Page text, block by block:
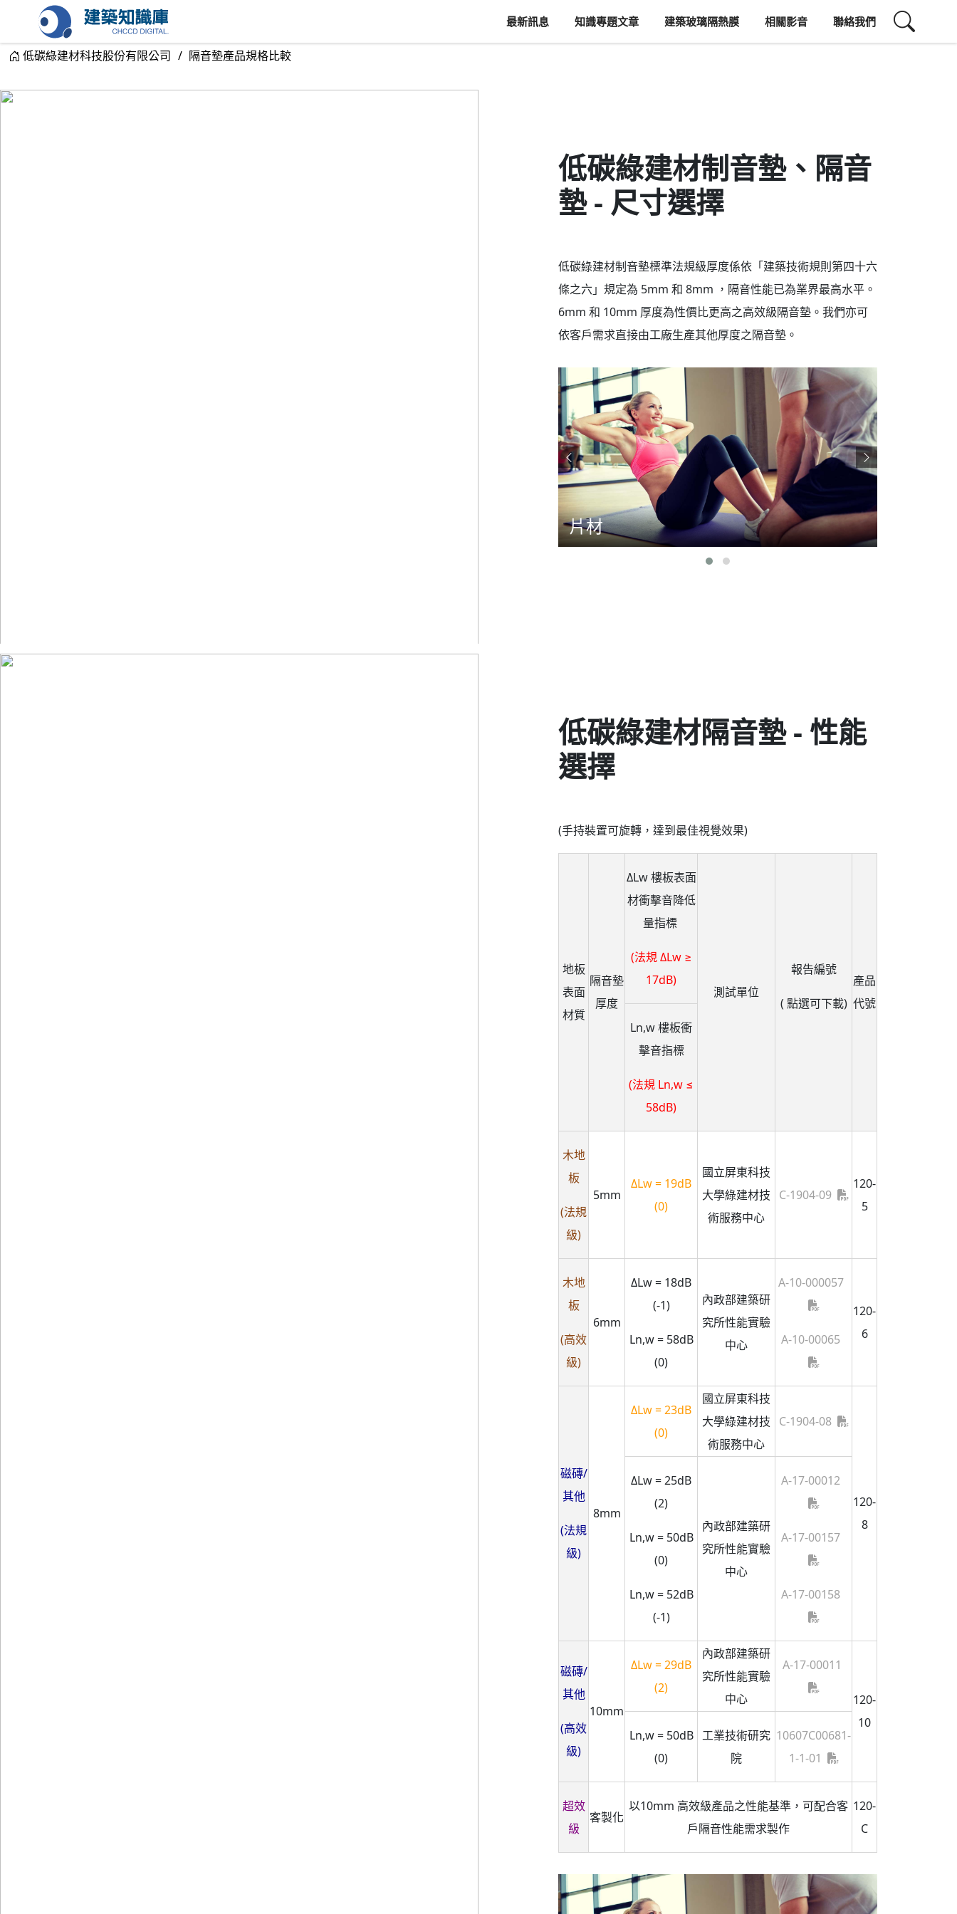
最新訊息 知識專題文章 建築玻璃隔熱膜 相關影音 聯絡我們
低碳綠建材科技股份有限公司 隔音墊產品規格比較
低碳綠建材制音墊、隔音
墊 - 尺寸選擇
低碳綠建材制音墊標準法規級厚度係依「建築技術規則第四十六
條之六」規定為 5mm 和 8mm ，隔音性能已為業界最高水平。
6mm 和 10mm 厚度為性價比更高之高效級隔音墊。我們亦可
依客戶需求直接由工廠生產其他厚度之隔音墊。
片材
低碳綠建材隔音墊 - 性能
選擇
(手持裝置可旋轉，達到最佳視覺效果)
地板
表面
材質
隔音墊
厚度
ΔLw 樓板表面
材衝擊音降低
量指標
(法規 ΔLw ≥
17dB)
測試單位
報告編號
( 點選可下載)
產品
代號
Ln,w 樓板衝
擊音指標
(法規 Ln,w ≤
58dB)
木地
板
(法規
級)
5mm
ΔLw = 19dB
(0)
國立屏東科技
大學綠建材技
術服務中心
C-1904-09
120-
5
木地
板
(高效
級)
6mm
ΔLw = 18dB
(-1)
Ln,w = 58dB
(0)
內政部建築研
究所性能實驗
中心
A-10-000057
A-10-00065
120-
6
磁磚/
其他
(法規
級)
8mm
ΔLw = 23dB
(0)
國立屏東科技
大學綠建材技
術服務中心
C-1904-08
120-
8
ΔLw = 25dB
(2)
Ln,w = 50dB
(0)
Ln,w = 52dB
(-1)
內政部建築研
究所性能實驗
中心
A-17-00012
A-17-00157
A-17-00158
磁磚/
其他
(高效
級)
10mm
ΔLw = 29dB
(2)
內政部建築研
究所性能實驗
中心
A-17-00011
120-
10
Ln,w = 50dB
(0)
工業技術研究
院
10607C00681-
1-1-01
超效
級
客製化
以10mm 高效級產品之性能基準，可配合客
戶隔音性能需求製作
120-
C